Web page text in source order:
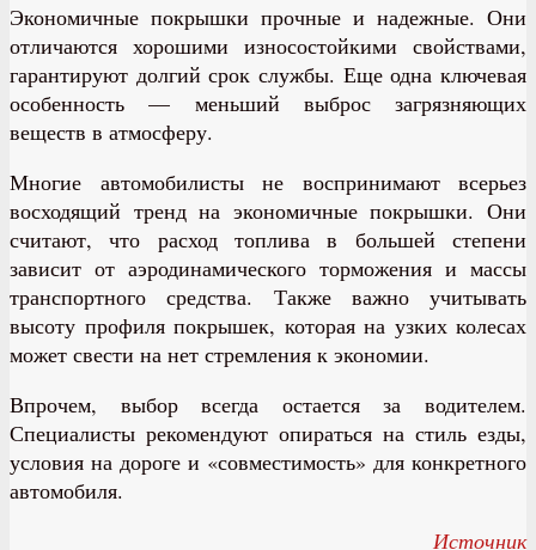
Экономичные покрышки прочные и надежные. Они
отличаются хорошими износостойкими свойствами,
гарантируют долгий срок службы. Еще одна ключевая
особенность — меньший выброс загрязняющих
веществ в атмосферу.
Многие автомобилисты не воспринимают всерьез
восходящий тренд на экономичные покрышки. Они
считают, что расход топлива в большей степени
зависит от аэродинамического торможения и массы
транспортного средства. Также важно учитывать
высоту профиля покрышек, которая на узких колесах
может свести на нет стремления к экономии.
Впрочем, выбор всегда остается за водителем.
Специалисты рекомендуют опираться на стиль езды,
условия на дороге и «совместимость» для конкретного
автомобиля.
Источник